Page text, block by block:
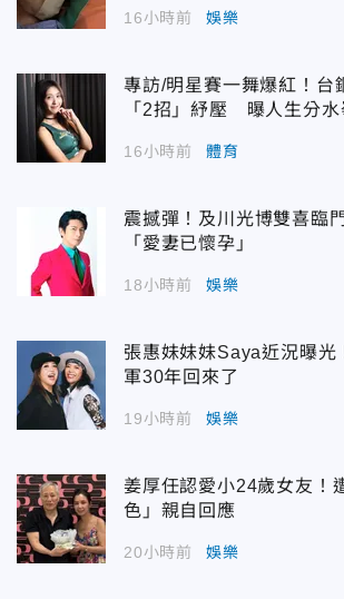
16小時前 娛樂
專訪/明星賽一舞爆紅！台
「2招」紓壓 曝人生分水
16小時前 體育
震撼彈！及川光博雙喜臨
「愛妻已懷孕」
18小時前 娛樂
張惠妹妹妹Saya近況曝光
軍30年回來了
19小時前 娛樂
姜厚任認愛小24歲女友！
色」親自回應
20小時前 娛樂